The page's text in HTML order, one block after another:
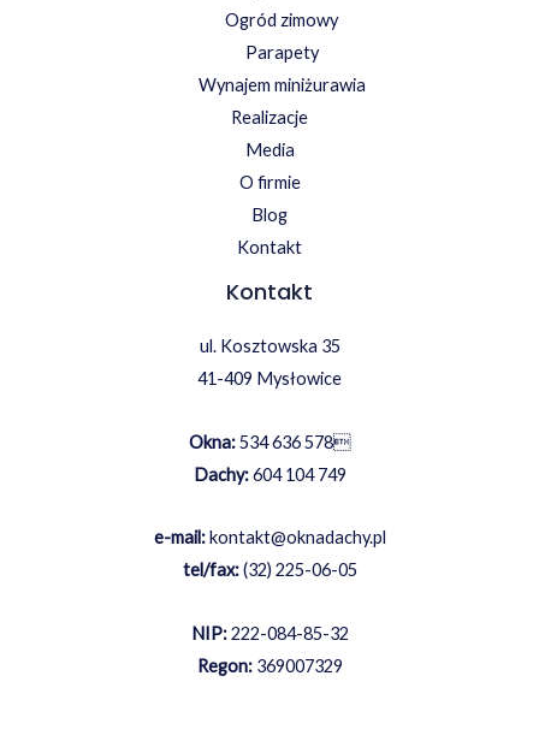
Ogród zimowy
Parapety
Wynajem miniżurawia
Realizacje
Media
O firmie
Blog
Kontakt
Kontakt
ul. Kosztowska 35
41-409 Mysłowice
Okna: 534 636 578
Dachy: 604 104 749
e-mail: kontakt@oknadachy.pl
tel/fax: (32) 225-06-05
NIP:222-084-85-32
Regon:369007329